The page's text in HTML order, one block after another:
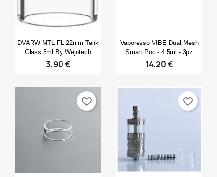
Anteprima
DVARW MTL FL 22mm Tank
Glass 5ml By Wejotech
3,90 €
Anteprima
Vaporesso VIBE Dual Mesh
Smart Pod - 4.5ml - 3pz
14,20 €
favorite_border favorite_border